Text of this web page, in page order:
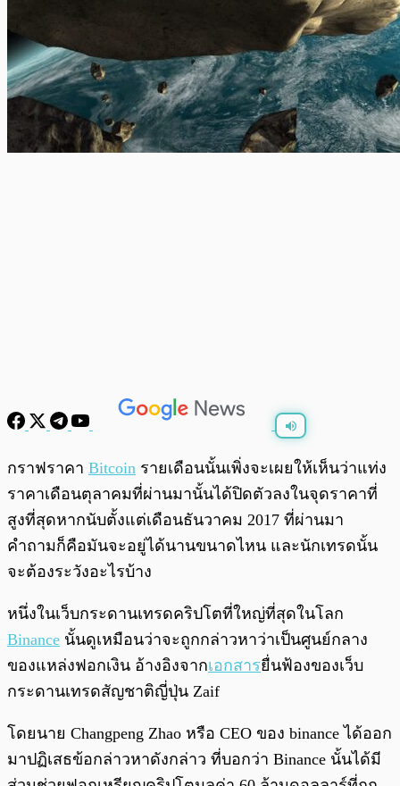
0:00/ 0:00
กราฟราคา Bitcoin รายเดือนนั้นเพิ่งจะเผยให้เห็นว่าแท่ง
ราคาเดือนตุลาคมที่ผ่านมานั้นได้ปิดตัวลงในจุดราคาที่
สูงที่สุดหากนับตั้งแต่เดือนธันวาคม 2017 ที่ผ่านมา
คำถามก็คือมันจะอยู่ได้นานขนาดไหน และนักเทรดนั้น
จะต้องระวังอะไรบ้าง
หนึ่งในเว็บกระดานเทรดคริปโตที่ใหญ่ที่สุดในโลก
Binance นั้นดูเหมือนว่าจะถูกกล่าวหาว่าเป็นศูนย์กลาง
ของแหล่งฟอกเงิน อ้างอิงจากเอกสารยื่นฟ้องของเว็บ
กระดานเทรดสัญชาติญี่ปุ่น Zaif
โดยนาย Changpeng Zhao หรือ CEO ของ binance ได้ออก
มาปฏิเสธข้อกล่าวหาดังกล่าว ที่บอกว่า Binance นั้นได้มี